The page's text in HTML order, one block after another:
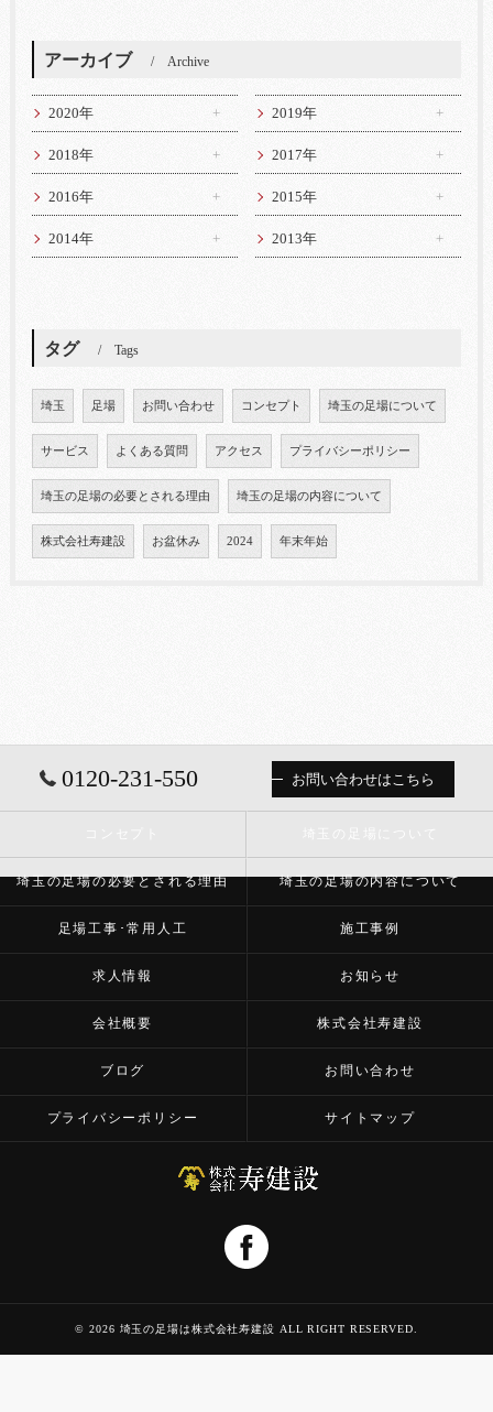
アーカイブ Archive
2020年 2019年
2018年 2017年
2016年 2015年
2014年 2013年
タグ Tags
埼玉 足場 お問い合わせ コンセプト 埼玉の足場について
サービス よくある質問 アクセス プライバシーポリシー
埼玉の足場の必要とされる理由 埼玉の足場の内容について
株式会社寿建設 お盆休み 2024 年末年始
0120-231-550 お問い合わせはこちら
埼玉の足場の必要とされる理由 埼玉の足場の内容について
足場工事･常用人工 施工事例
求人情報 お知らせ
会社概要 株式会社寿建設
ブログ お問い合わせ
プライバシーポリシー サイトマップ
© 2026 埼玉の足場は株式会社寿建設 ALL RIGHT RESERVED.